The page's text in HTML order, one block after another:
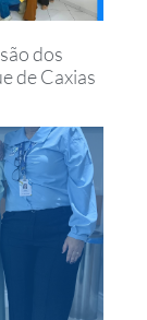
dos
de Caxias